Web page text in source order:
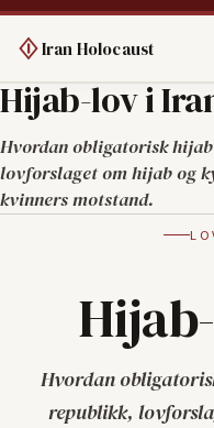
Iran Holocaust
Hijab-lov i
Hvordan obligatorisk
lovforslaget om hijab og
kvinners motstand.
Hvordan
republikk,